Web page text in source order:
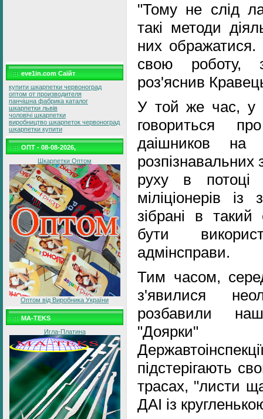
eve1in.com Саїйт
купити шкарпетки червоноград
оптом от производителя
панчішна фабрика каталог
шкарпетки львів
чоловічі шкарпетки
виробництво шкарпеток червоноград
шкарпетки купити
ОПТ - 08-08-2026,
Шкарпетки Оптом
Оптом від Виробника України
MA-TEKS
Игла-Платина
"Тому не слід
такі методи
них
свою роботу,
роз'яснив
У той же час, у
говориться
даішников на
розпізнавальних
руху в потоці
міліціонерів із
зібрані в такий
бути
адмінсправи.
Тим часом,
з'явилися
розбавили
"Доярки" -
підстерігають
трасах, "листи
ДАІ із